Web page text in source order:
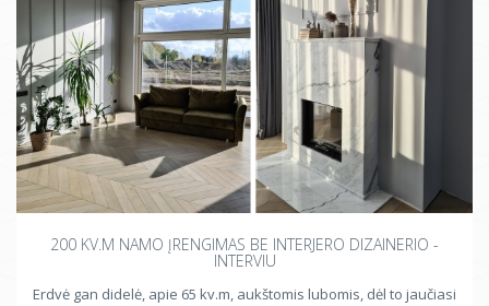
200 KV.M NAMO ĮRENGIMAS BE INTERJERO DIZAINERIO -
INTERVIU
Erdvė gan didelė, apie 65 kv.m, aukštomis lubomis, dėl to jaučiasi